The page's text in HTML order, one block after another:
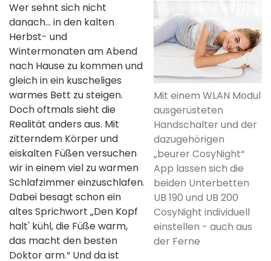
Mit einem WLAN Modul
ausgerüsteten
Handschalter und der
dazugehörigen
„beurer CosyNight“
App lassen sich die
beiden Unterbetten
UB 190 und UB 200
CosyNight individuell
einstellen - auch aus
der Ferne
Wer sehnt sich nicht
danach… in den kalten
Herbst- und
Wintermonaten am Abend
nach Hause zu kommen und
gleich in ein kuscheliges
warmes Bett zu steigen.
Doch oftmals sieht die
Realität anders aus. Mit
zitterndem Körper und
eiskalten Füßen versuchen
wir in einem viel zu warmen
Schlafzimmer einzuschlafen.
Dabei besagt schon ein
altes Sprichwort „Den Kopf
halt' kühl, die Füße warm,
das macht den besten
Doktor arm.“ Und da ist